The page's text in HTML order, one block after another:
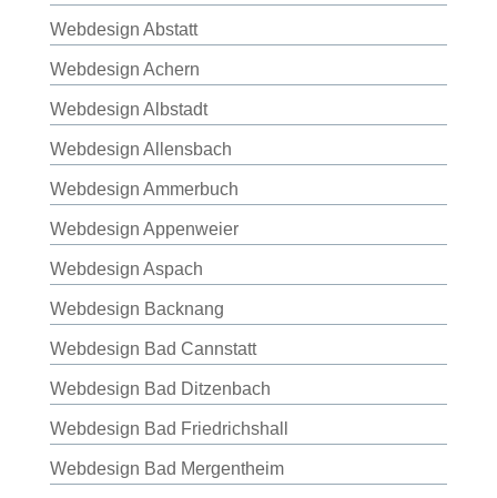
Webdesign Abstatt
Webdesign Achern
Webdesign Albstadt
Webdesign Allensbach
Webdesign Ammerbuch
Webdesign Appenweier
Webdesign Aspach
Webdesign Backnang
Webdesign Bad Cannstatt
Webdesign Bad Ditzenbach
Webdesign Bad Friedrichshall
Webdesign Bad Mergentheim